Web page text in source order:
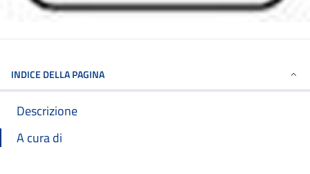
INDICE DELLA PAGINA
Descrizione
A cura di